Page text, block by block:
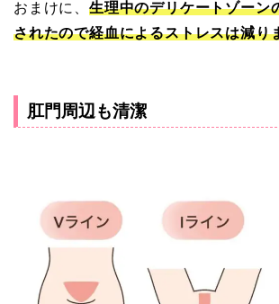
おまけに、 生理中のデリケートゾーン
されたので経血によるストレスは減り
肛門周辺も清潔